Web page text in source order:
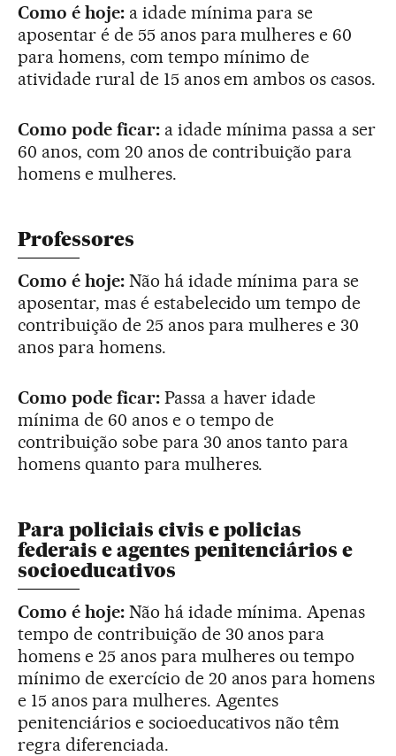
Como é hoje:a idade mínima para se
aposentar é de 55 anos para mulheres e 60
para homens, com tempo mínimo de
atividade rural de 15 anos em ambos os casos.
Como pode ficar:a idade mínima passa a ser
60 anos, com 20 anos de contribuição para
homens e mulheres.
Professores
Como é hoje: Não há idade mínima para se
aposentar, mas é estabelecido um tempo de
contribuição de 25 anos para mulheres e 30
anos para homens.
Como pode ficar:Passa a haver idade
mínima de 60 anos e o tempo de
contribuição sobe para 30 anos tanto para
homens quanto para mulheres.
Para policiais civis e policias
federais e agentes penitenciários e
socioeducativos
Como é hoje: Não há idade mínima. Apenas
tempo de contribuição de 30 anos para
homens e 25 anos para mulheres ou tempo
mínimo de exercício de 20 anos para homens
e 15 anos para mulheres. Agentes
penitenciários e socioeducativos não têm
regra diferenciada.